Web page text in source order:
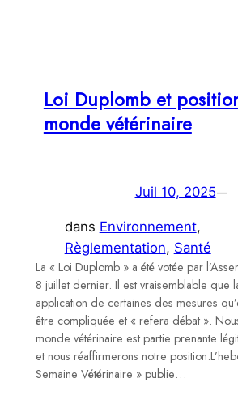
Loi Duplomb et
monde vétérinaire
Juil 10, 2025—
dans Environnement
Règlementation, Santé
La « Loi Duplomb » a été votée par
8 juillet dernier. Il est vraisemblable que
application de certaines des mesures
être compliquée et « refera débat ».
monde vétérinaire est partie prenante
et nous réaffirmerons notre
Semaine Vétérinaire » publie…